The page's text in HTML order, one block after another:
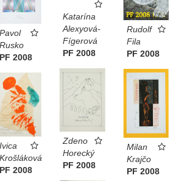
Pavol
Rusko
PF 2008
Katarína
Alexyová-
Fígerová
PF 2008
Rudolf
Fila
PF 2008
Zdeno
Horecký
PF 2008
Milan
Krajčo
PF 2008
Ivica
Krošláková
PF 2008